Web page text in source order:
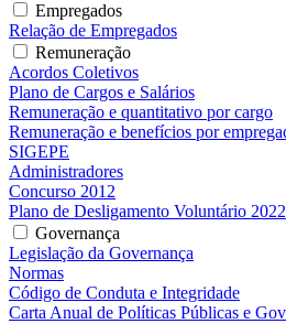
Empregados
Relação de Empregados
Remuneração
Acordos Coletivos
Plano de Cargos e Salários
Remuneração e quantitativo por cargo
Remuneração e benefícios por
SIGEPE
Administradores
Concurso 2012
Plano de Desligamento Voluntário 2022
Governança
Legislação da Governança
Normas
Código de Conduta e Integridade
Carta Anual de Políticas Públicas e